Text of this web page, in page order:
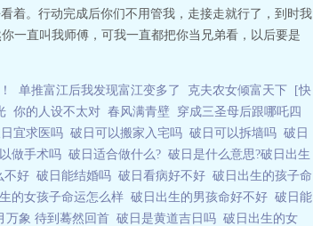
着。行动完成后你们不用管我，走接走就行了，到时我
一直叫我师傅，可我一直都把你当兄弟看，以后要是
单推富江后我发现富江变多了 克夫农女倾富天下
[快
你的人设不太对 春风满青壁 穿成三圣母后跟哪吒四
宜求医吗 破日可以搬家入宅吗 破日可以拆墙吗 破日
做手术吗 破日适合做什么? 破日是什么意思?破日出生
不好 破日能结婚吗 破日看病好不好 破日出生的孩子命
的女孩子命运怎么样 破日出生的男孩命好不好 破日能
万象 待到蓦然回首 破日是黄道吉日吗 破日出生的女